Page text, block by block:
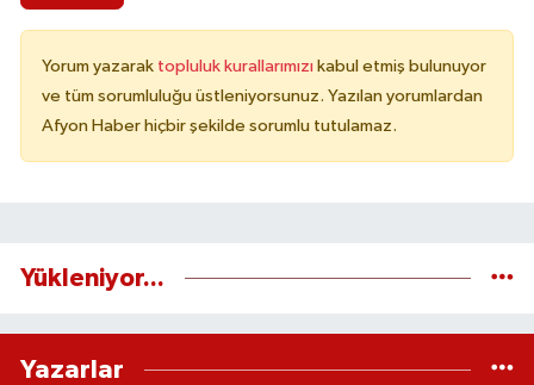
Yorum yazarak topluluk kurallarımızı kabul etmiş bulunuyor
ve tüm sorumluluğu üstleniyorsunuz. Yazılan yorumlardan
Afyon Haber hiçbir şekilde sorumlu tutulamaz.
Yükleniyor...
Yazarlar